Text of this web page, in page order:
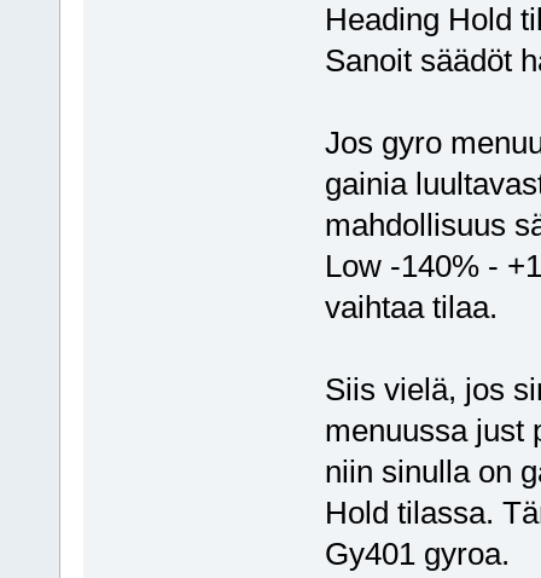
Heading Hold
Sanoit säädöt
Jos gyro
gainia
mahdollisuus
Low -140% -
vaihtaa tilaa.
Siis vielä, jos
menuussa just
niin sinulla on
Hold tilassa.
Gy401 gyroa.